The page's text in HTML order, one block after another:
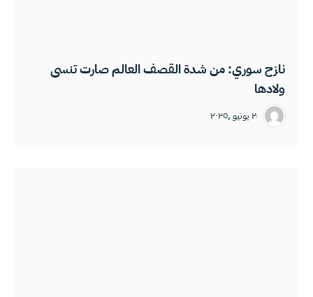
نازح سوري: من شدة القصف العالم صارت تنسى
ولادها
٢ يونيو ,٢٠٢٥